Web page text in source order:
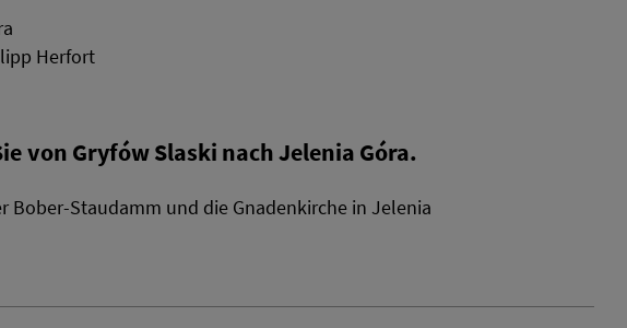
Herfort
von Gryfów Slaski nach Jelenia Góra.
Staudamm und die Gnadenkirche in Jelenia